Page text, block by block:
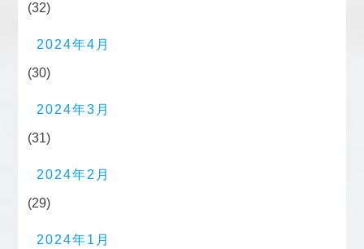
(32)
2024年4月
(30)
2024年3月
(31)
2024年2月
(29)
2024年1月